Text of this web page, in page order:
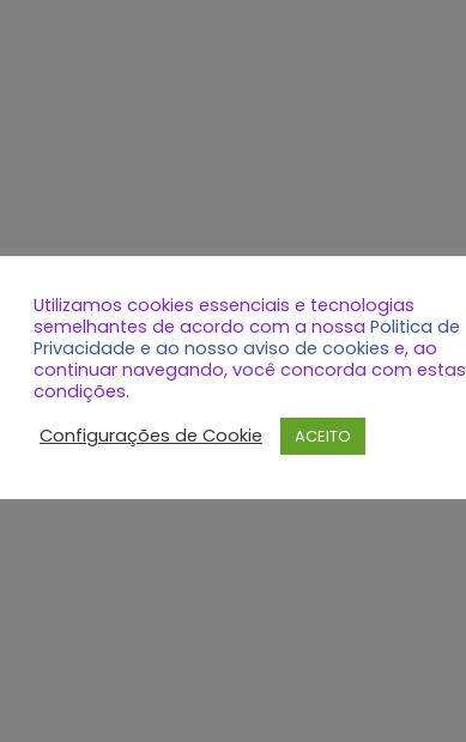
Utilizamos cookies essenciais e tecnologias
semelhantes de acordo com a nossa Politica de
Privacidade e ao nosso aviso de cookies e, ao
continuar navegando, você concorda com estas
condições.
Configurações de Cookie
ACEITO